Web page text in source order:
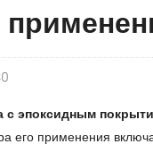
с эпоксидным
его применения